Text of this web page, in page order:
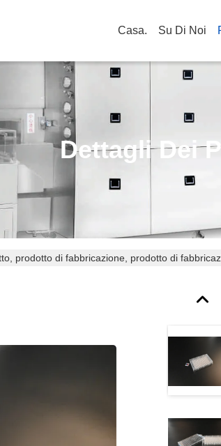
Casa. Su Di Noi
Dettagli Dei
prodotto di fabbricazione, prodotto di